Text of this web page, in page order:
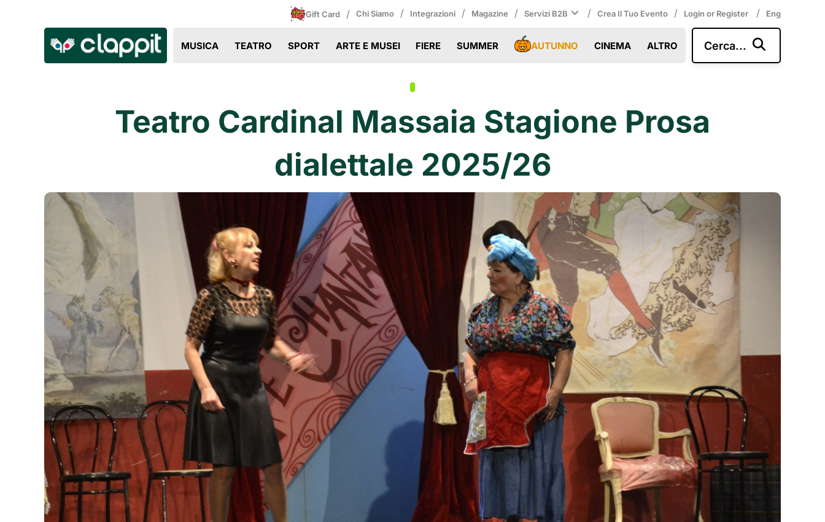
Gift Card / Chi Siamo / Integrazioni / Magazine / Servizi B2B / Crea Il Tuo Evento / Login or Register / Eng
MUSICA TEATRO SPORT ARTE E MUSEI FIERE SUMMER AUTUNNO CINEMA ALTRO Cerca...
Teatro Cardinal Massaia Stagione Prosa
dialettale 2025/26